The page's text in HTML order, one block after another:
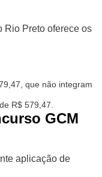
Rio Preto oferece os
que não integram
R$ 579,47.
GCM
aplicação de